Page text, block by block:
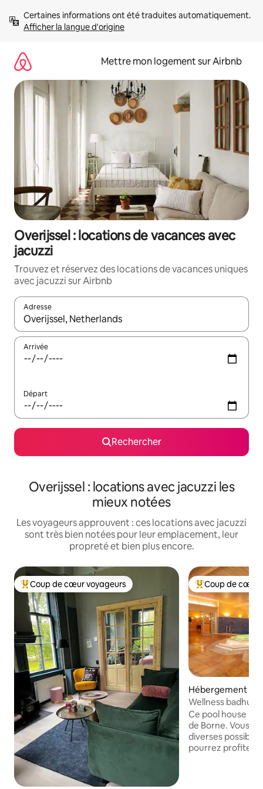
directement
Afficher la langue d'origine
Mettre mon logement sur Airbnb
Overijssel : locations de vacances avec
jacuzzi
Trouvez et réservez des locations de vacances uniques
avec jacuzzi sur Airbnb
Adresse
Lorsque les résultats s'affichent, utilisez les flèches vers le
Arrivée
Départ
Rechercher
Overijssel : locations avec jacuzzi les
mieux notées
Les voyageurs approuvent : ces locations avec jacuzzi
sont très bien notées pour leur emplacement, leur
propreté et bien plus encore.
Coups de cœur voyageurs les plus appréciés
Coup de cœur voyageurs Coups de cœur
Coup de cœur
Hébergement ⋅
Wellness badhuis
Ce pool house
de Borne. Vous
diverses
pourrez profiter